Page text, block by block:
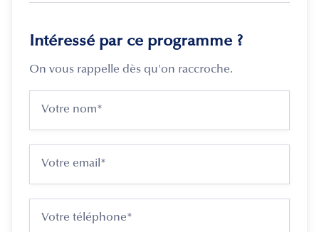
Intéressé par ce programme ?
On vous rappelle dès qu'on raccroche.